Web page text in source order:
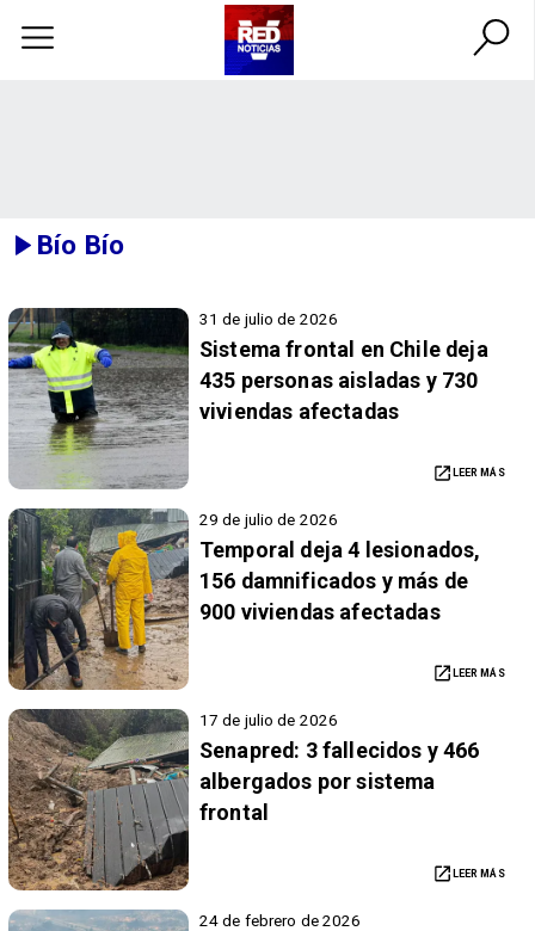
Bío Bío
31 de julio de 2026
Sistema frontal en Chile deja
435 personas aisladas y 730
viviendas afectadas
LEER MÁS
29 de julio de 2026
Temporal deja 4 lesionados,
156 damnificados y más de
900 viviendas afectadas
LEER MÁS
17 de julio de 2026
Senapred: 3 fallecidos y 466
albergados por sistema
frontal
LEER MÁS
24 de febrero de 2026